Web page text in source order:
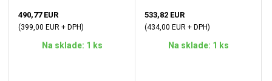
490,77 EUR
(399,00 EUR + DPH)
Na sklade: 1 ks
533,82 EUR
(434,00 EUR + DPH)
Na sklade: 1 ks